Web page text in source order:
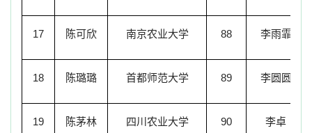
17 陈可欣 南京农业大学 88 李雨霏
18 陈璐璐 首都师范大学 89 李圆圆
19 陈茅林 四川农业大学 90 李卓